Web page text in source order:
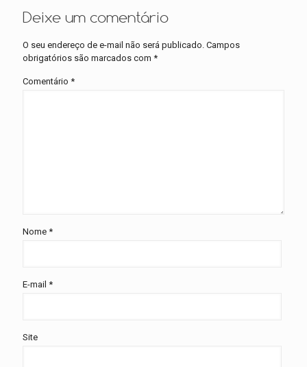
Deixe um comentário
O seu endereço de e-mail não será publicado. Campos
obrigatórios são marcados com *
Comentário *
Nome *
E-mail *
Site